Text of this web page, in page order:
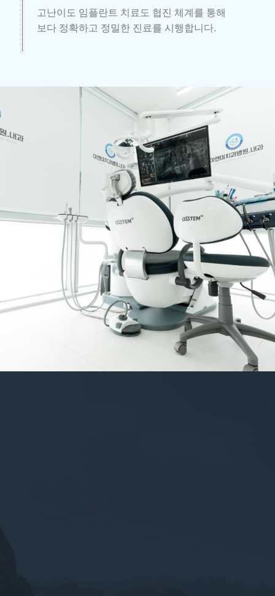
고난이도 임플란트 치료도 협진 체계를 통해
보다 정확하고 정밀한 진료를 시행합니다.